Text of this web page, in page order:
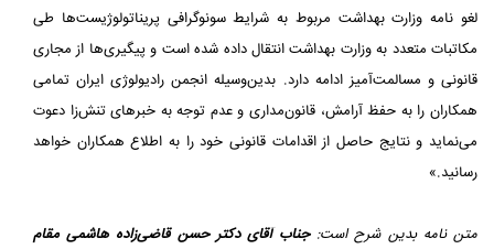
لغو نامه وزارت بهداشت مربوط به شرایط سونوگرافی پریناتولوژیست‌ها طی
مکاتبات متعدد به وزارت بهداشت انتقال داده شده است و پیگیری‌ها از مجاری
قانونی و مسالمت‌آمیز ادامه دارد. بدین‌وسیله انجمن رادیولوژی ایران تمامی
همکاران را به حفظ آرامش، قانون‌مداری و عدم توجه به خبرهای تنش‌زا دعوت
می‌نماید و نتایج حاصل از اقدامات قانونی خود را به اطلاع همکاران خواهد
رسانید.»
متن نامه بدین شرح است: جناب آقای دکتر حسن قاضی‌زاده هاشمی مقام